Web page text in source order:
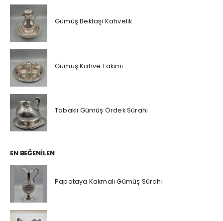
Gümüş Bektaşi Kahvelik
Gümüş Kahve Takımı
Tabaklı Gümüş Ördek Sürahi
EN BEĞENILEN
Papataya Kakmalı Gümüş Sürahi